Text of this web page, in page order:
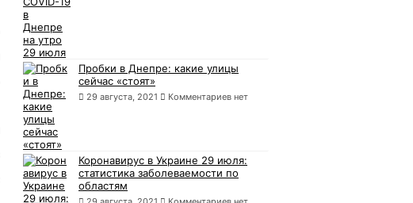
Пробки в Днепре: какие улицы
сейчас «стоят»
29 августа, 2021 Комментариев нет
Коронавирус в Украине 29 июля:
статистика заболеваемости по
областям